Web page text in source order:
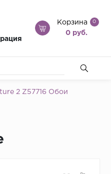
Корзина 0
0 руб.
2 Z57716 Обои